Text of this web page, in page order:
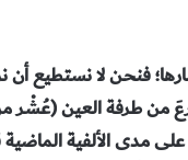
فنحـن لا نستطيع
من طرفة العين (عُشْر
الألفية الماضية قد